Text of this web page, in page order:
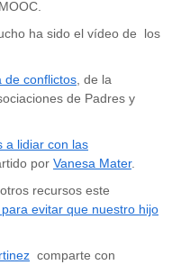
ha sido el vídeo de los
de conflictos , de la
de Padres y
a lidiar con las
por Vanesa Mater.
recursos este
evitar que nuestro hijo
comparte con